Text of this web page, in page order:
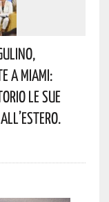
A Miami:
Le Sue